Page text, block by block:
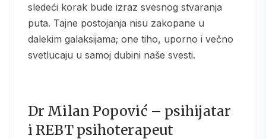
sledeći korak bude izraz svesnog stvaranja
puta. Tajne postojanja nisu zakopane u
dalekim galaksijama; one tiho, uporno i večno
svetlucaju u samoj dubini naše svesti.
Dr Milan Popović – psihijatar
i REBT psihoterapeut